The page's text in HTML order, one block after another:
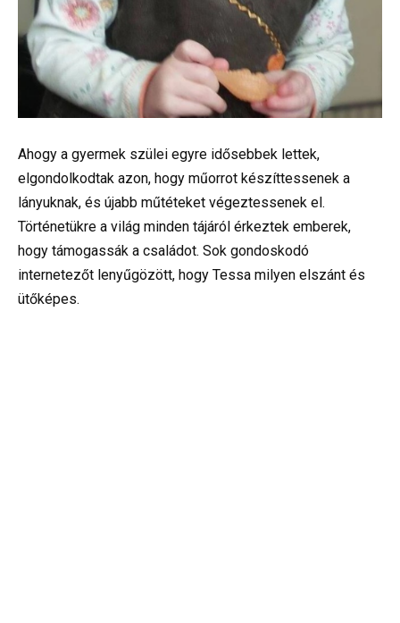
Ahogy a gyermek szülei egyre idősebbek lettek,
elgondolkodtak azon, hogy műorrot készíttessenek a
lányuknak, és újabb műtéteket végeztessenek el.
Történetükre a világ minden tájáról érkeztek emberek,
hogy támogassák a családot. Sok gondoskodó
internetezőt lenyűgözött, hogy Tessa milyen elszánt és
ütőképes.